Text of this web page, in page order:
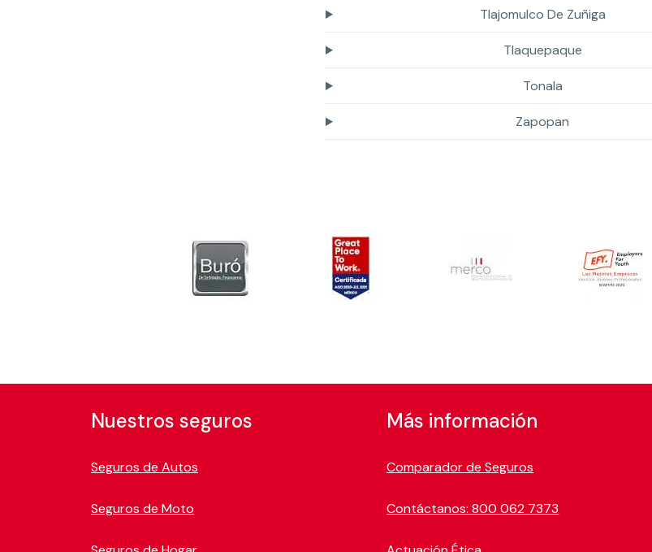
Tlajomulco De Zuñiga
Tlaquepaque
Tonala
Zapopan
Nuestros seguros
Seguros de Autos
Seguros de Moto
Más información
Comparador de Seguros
Contáctanos: 800 062 7373